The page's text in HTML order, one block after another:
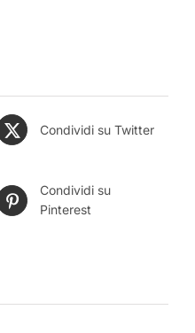
Condividi su Twitter
Condividi su
Pinterest